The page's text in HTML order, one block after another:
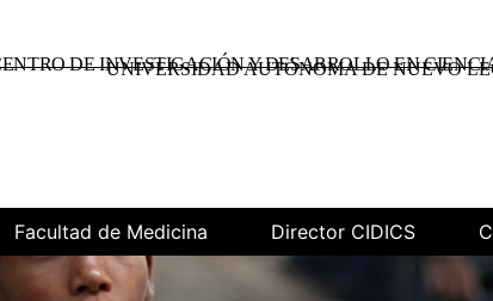
UNIVERSIDAD AUTÓNOMA DE NUEVO
DE INVESTIGACIÓN Y DESARROLLO EN
Facultad de Medicina Director CIDICS